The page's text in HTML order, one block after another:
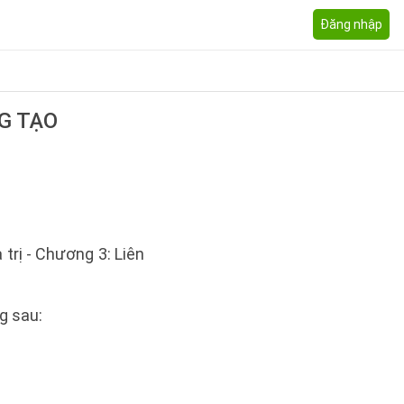
Đăng nhập
TẠO
trị - Chương 3: Liên
sau: